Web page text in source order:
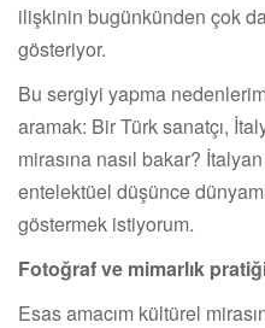
ilişkinin bugünkünden çok
gösteriyor.
Bu sergiyi yapma
aramak: Bir Türk sanatçı,
mirasına nasıl bakar?
entelektüel düşünce
göstermek istiyorum.
Fotoğraf ve mimarlık
Esas amacım kültürel